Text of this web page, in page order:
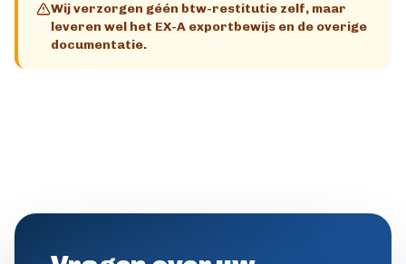
Wij verzorgen géén btw-restitutie zelf, maar
leveren wel het EX-A exportbewijs en de overige
documentatie.